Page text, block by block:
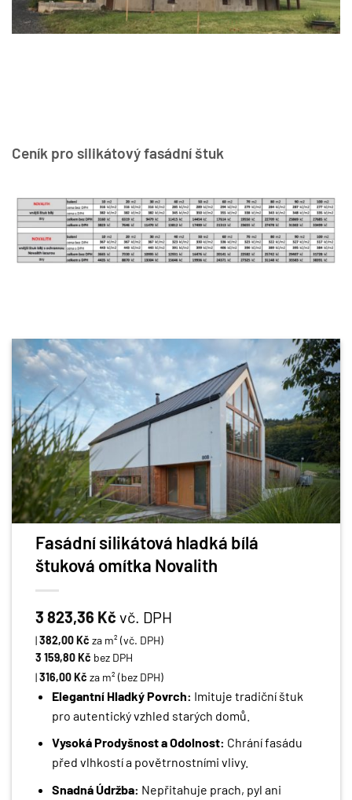
Ceník pro silikátový fasádní štuk
Fasádní silikátová hladká bílá
štuková omítka Novalith
3 823,36 Kč vč. DPH
|382,00Kč za m² (vč. DPH)
3 159,80Kč bez DPH
|316,00Kč za m² (bez DPH)
Elegantní Hladký Povrch: Imituje tradiční štuk
pro autentický vzhled starých domů.
Vysoká Prodyšnost a Odolnost: Chrání fasádu
před vlhkostí a povětrnostními vlivy.
Snadná Údržba: Nepřitahuje prach, pyl ani